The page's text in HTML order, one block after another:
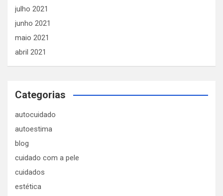
julho 2021
junho 2021
maio 2021
abril 2021
Categorias
autocuidado
autoestima
blog
cuidado com a pele
cuidados
estética